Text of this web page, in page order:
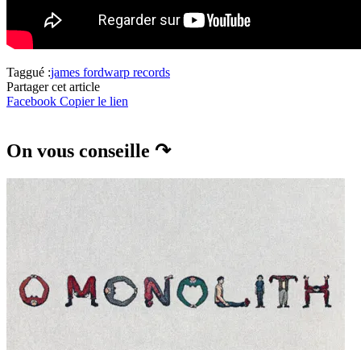
Taggué :james fordwarp records
Partager cet article
Facebook Copier le lien
On vous conseille ↷